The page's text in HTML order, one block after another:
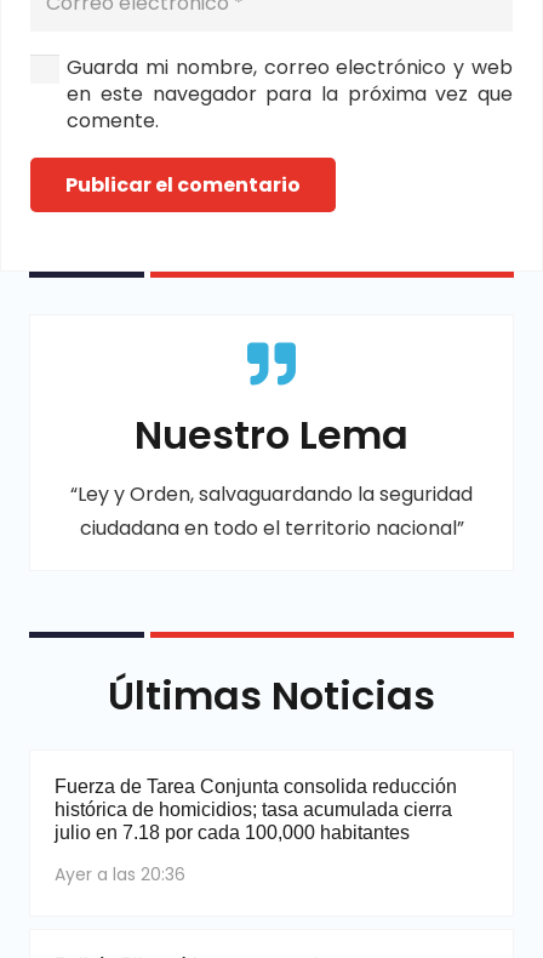
Guarda mi nombre, correo electrónico y web
en este navegador para la próxima vez que
comente.
Publicar el comentario
Nuestro Lema
“Ley y Orden, salvaguardando la seguridad
ciudadana en todo el territorio nacional”
Últimas Noticias
Fuerza de Tarea Conjunta consolida reducción
histórica de homicidios; tasa acumulada cierra
julio en 7.18 por cada 100,000 habitantes
Ayer a las 20:36